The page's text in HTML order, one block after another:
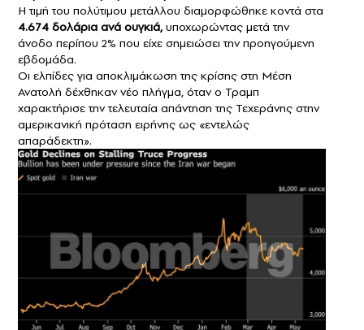
Η τιμή του πολύτιμου μετάλλου διαμορφώθηκε κοντά στα
4.674 δολάρια ανά ουγκιά,υποχωρώντας μετά την
άνοδο περίπου 2% που είχε σημειώσει την προηγούμενη
εβδομάδα.
Οι ελπίδες για αποκλιμάκωση της κρίσης στη Μέση
Ανατολή δέχθηκαν νέο πλήγμα, όταν ο Τραμπ
χαρακτήρισε την τελευταία απάντηση της Τεχεράνης στην
αμερικανική πρόταση ειρήνης ως «εντελώς
απαράδεκτη».